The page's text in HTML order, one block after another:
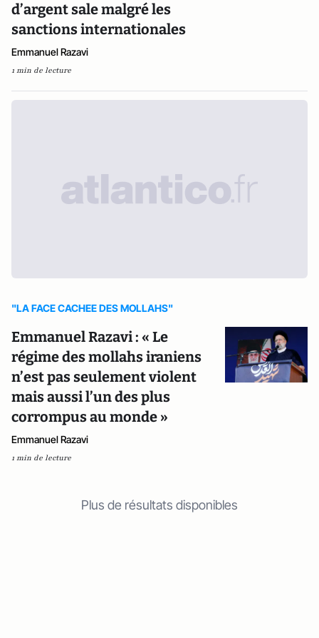
d’argent sale malgré les
sanctions internationales
Emmanuel Razavi
1 min de lecture
"LA FACE CACHEE DES MOLLAHS"
Emmanuel Razavi : « Le
régime des mollahs iraniens
n’est pas seulement violent
mais aussi l’un des plus
corrompus au monde »
Emmanuel Razavi
1 min de lecture
Plus de résultats disponibles